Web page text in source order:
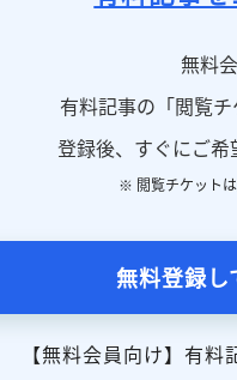
無料
有料記事の「閲覧
登録後、すぐにご希
※ 閲覧チケットは
無料登録し
【無料会員向け】有